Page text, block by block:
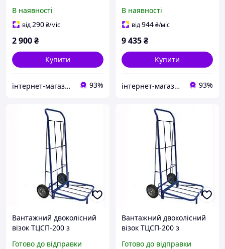
ручний візок із відкидною
платформою
В наявності
від290₴/міс
2 900₴
Купити
інтернет-магазин avtoVIRA 93%
передньою платформою
250 кг avtoVIRA
В наявності
від944₴/міс
9 435₴
Купити
інтернет-магазин avtoVIRA 93%
Вантажний двоколісний
візок ТЦСП-200 з
Готово до відправки
Вантажний двоколісний
візок ТЦСП-200 з
Готово до відправки